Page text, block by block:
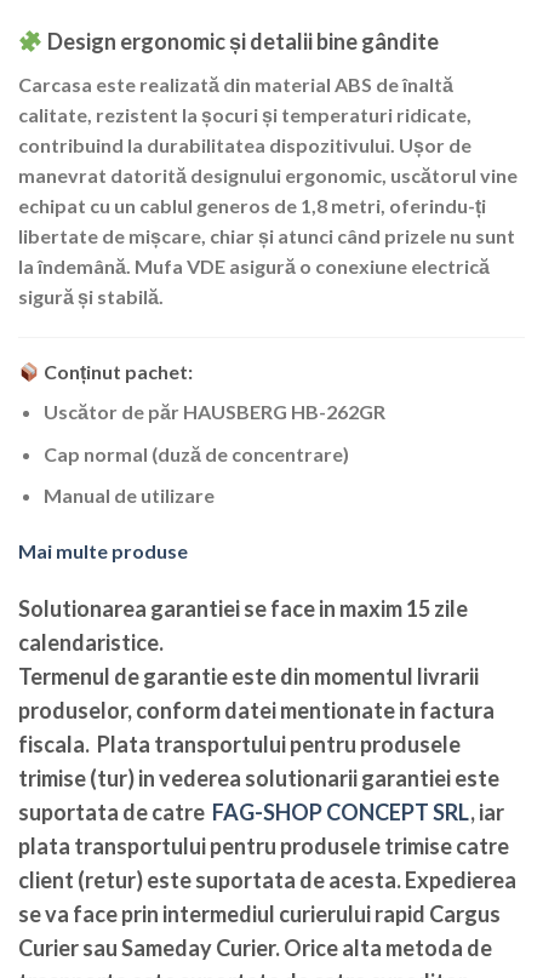
Design ergonomic și detalii bine gândite
Carcasa este realizată din material ABS de înaltă
calitate, rezistent la șocuri și temperaturi ridicate,
contribuind la durabilitatea dispozitivului. Ușor de
manevrat datorită designului ergonomic, uscătorul vine
echipat cu un cablul generos de 1,8 metri, oferindu-ți
libertate de mișcare, chiar și atunci când prizele nu sunt
la îndemână. Mufa VDE asigură o conexiune electrică
sigură și stabilă.
Conținut pachet:
Uscător de păr HAUSBERG HB-262GR
Cap normal (duză de concentrare)
Manual de utilizare
Mai multe produse
Solutionarea garantiei se face in maxim 15 zile
calendaristice.
Termenul de garantie este din momentul livrarii
produselor, conform datei mentionate in factura
fiscala. Plata transportului pentru produsele
trimise (tur) in vederea solutionarii garantiei este
suportata de catre FAG-SHOP CONCEPT SRL, iar
plata transportului pentru produsele trimise catre
client (retur) este suportata de acesta. Expedierea
se va face prin intermediul curierului rapid Cargus
Curier sau Sameday Curier. Orice alta metoda de